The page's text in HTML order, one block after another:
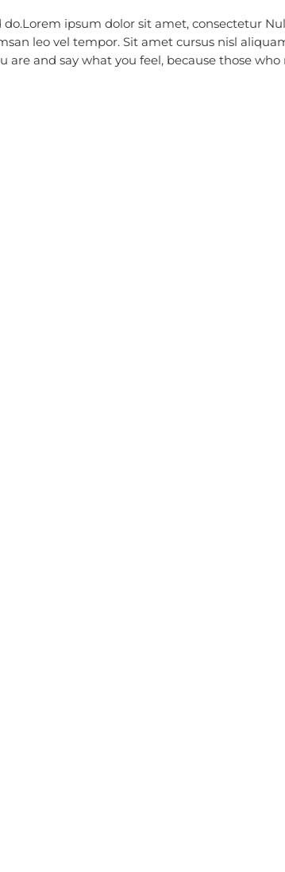
ipsum dolor sit amet, consectetur
leo vel tempor. Sit amet cursus nisl
are and say what you feel, because those who